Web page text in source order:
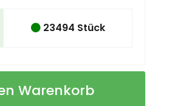
23494 Stück
Warenkorb